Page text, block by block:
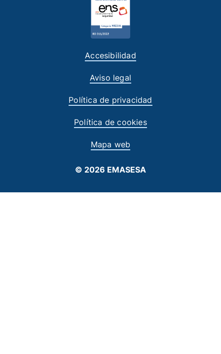
Accesibilidad
Aviso legal
Política de privacidad
Política de cookies
Mapa web
© 2026 EMASESA